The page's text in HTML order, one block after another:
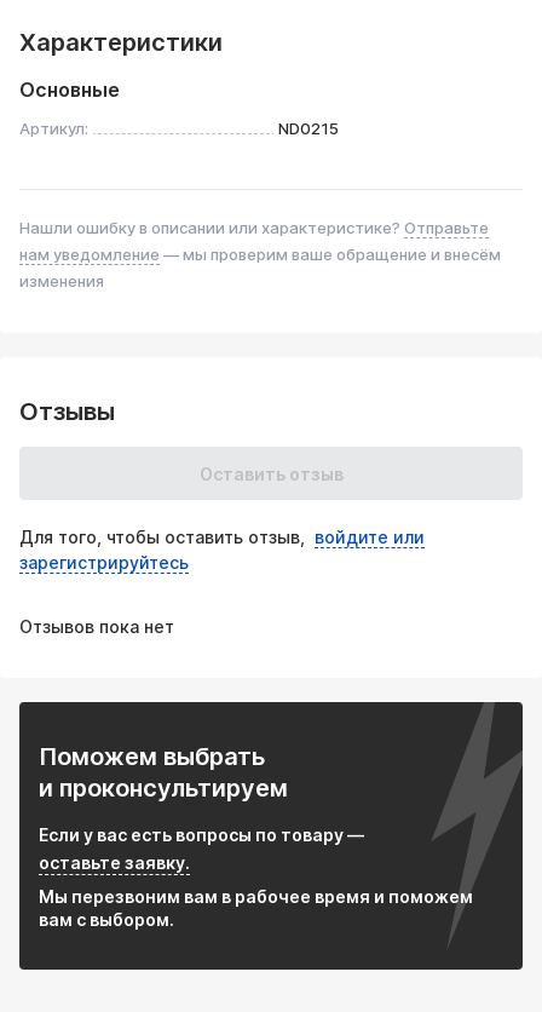
Характеристики
Основные
Артикул: ND0215
Нашли ошибку в описании или характеристике? Отправьте
нам уведомление — мы проверим ваше обращение и внесём
изменения
Отзывы
Оставить отзыв
Для того, чтобы оставить отзыв, войдите или
зарегистрируйтесь
Отзывов пока нет
Поможем выбрать
и проконсультируем
Если у вас есть вопросы по товару —
оставьте заявку.
Мы перезвоним вам в рабочее время и поможем
вам с выбором.